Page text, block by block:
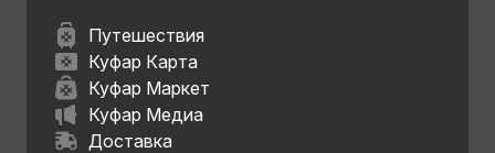
Путешествия
Куфар Карта
Куфар Маркет
Куфар Медиа
Доставка